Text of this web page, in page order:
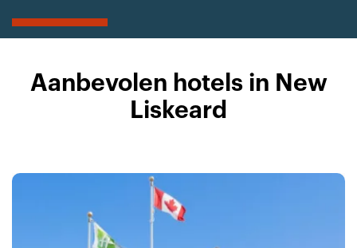
Aanbevolen hotels in New
Liskeard